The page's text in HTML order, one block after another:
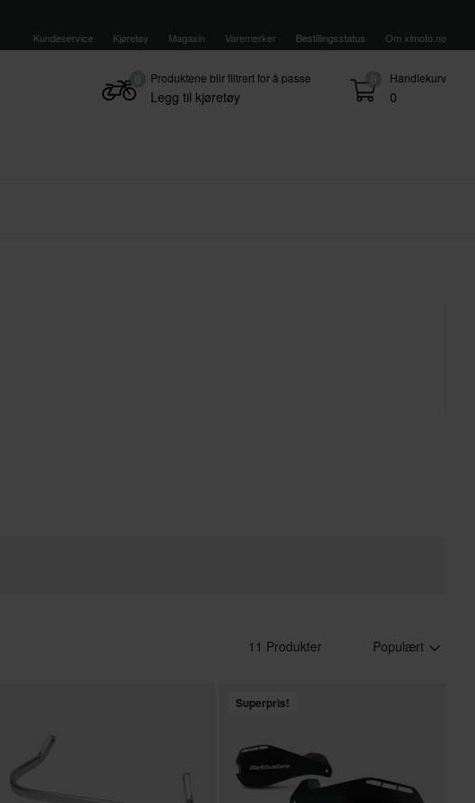
Kundeservice Kjøretøy Magasin Varemerker Bestillingsstatus Om xlmoto.no
0 Handlekurv
0
Produktene blir filtrert for å passe
Legg til kjøretøy
11 Produkter Populært
Superpris!